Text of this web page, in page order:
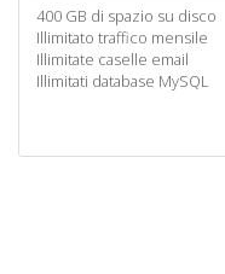
400 GB di spazio su disco
Illimitato traffico mensile
Illimitate caselle email
Illimitati database MySQL